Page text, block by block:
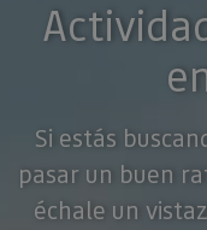
Si estás
pasar un buen
échale un